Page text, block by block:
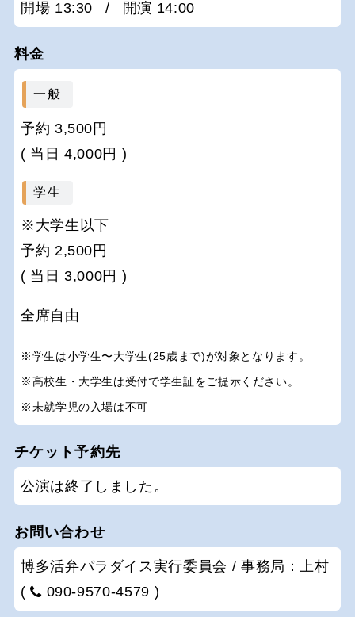
開場 13:30 / 開演 14:00
料金
一般
予約 3,500円
( 当日 4,000円 )
学生
※大学生以下
予約 2,500円
( 当日 3,000円 )
全席自由
※学生は小学生〜大学生(25歳まで)が対象となります。
※高校生・大学生は受付で学生証をご提示ください。
※未就学児の入場は不可
チケット予約先
公演は終了しました。
お問い合わせ
博多活弁パラダイス実行委員会 / 事務局：上村
(
090-9570-4579 )